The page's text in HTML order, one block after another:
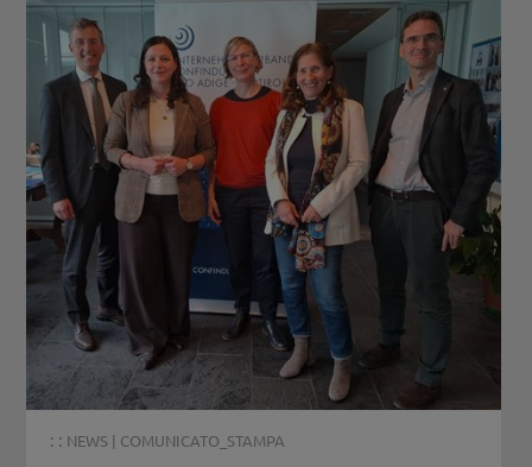
: : NEWS | COMUNICATO_STAMPA